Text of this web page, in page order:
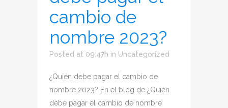
cambio de
nombre 2023?
Posted at 09:47h in Uncategorized
¿Quién debe pagar el cambio de
nombre 2023? En el blog de ¿Quién
debe pagar el cambio de nombre